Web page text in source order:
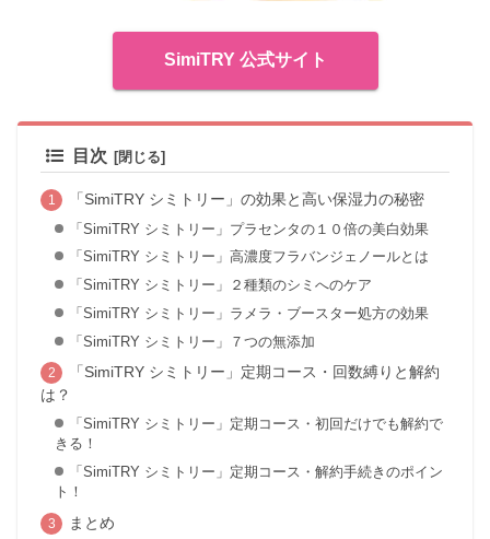
SimiTRY 公式サイト
目次
「SimiTRY シミトリー」の効果と高い保湿力の秘密
「SimiTRY シミトリー」プラセンタの１０倍の美白効果
「SimiTRY シミトリー」高濃度フラバンジェノールとは
「SimiTRY シミトリー」２種類のシミへのケア
「SimiTRY シミトリー」ラメラ・ブースター処方の効果
「SimiTRY シミトリー」７つの無添加
「SimiTRY シミトリー」定期コース・回数縛りと解約
は？
「SimiTRY シミトリー」定期コース・初回だけでも解約で
きる！
「SimiTRY シミトリー」定期コース・解約手続きのポイン
ト！
まとめ